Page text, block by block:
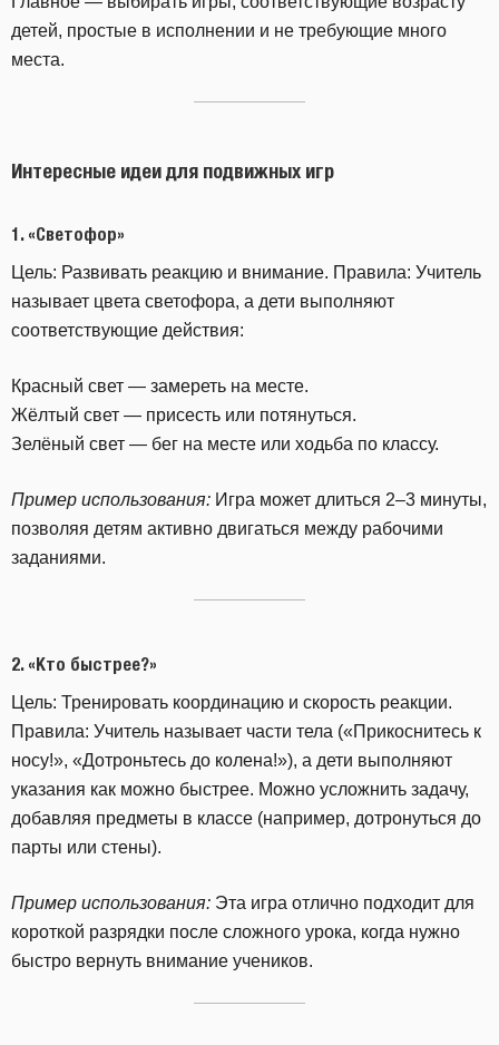
детей, простые в исполнении и не требующие много
места.
Интересные идеи для подвижных игр
1. «Светофор»
Цель: Развивать реакцию и внимание. Правила: Учитель
называет цвета светофора, а дети выполняют
соответствующие действия:
Красный свет — замереть на месте.
Жёлтый свет — присесть или потянуться.
Зелёный свет — бег на месте или ходьба по классу.
Пример использования: Игра может длиться 2–3 минуты,
позволяя детям активно двигаться между рабочими
заданиями.
2. «Кто быстрее?»
Цель: Тренировать координацию и скорость реакции.
Правила: Учитель называет части тела («Прикоснитесь к
носу!», «Дотроньтесь до колена!»), а дети выполняют
указания как можно быстрее. Можно усложнить задачу,
добавляя предметы в классе (например, дотронуться до
парты или стены).
Пример использования: Эта игра отлично подходит для
короткой разрядки после сложного урока, когда нужно
быстро вернуть внимание учеников.